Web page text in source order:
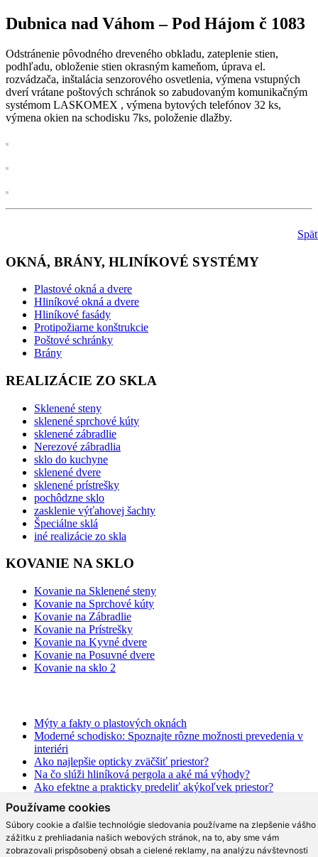
Používame cookies
Súbory cookie a ďalšie technológie sledovania používame na zlepšenie vášho
zážitku z prehliadania našich webových stránok, na to, aby sme vám
zobrazovali prispôsobený obsah a cielené reklamy, na analýzu návštevnosti
Dubnica nad Váhom – Pod Hájom č 1083
Odstránenie pôvodného dreveného obkladu, zateplenie stien,
podhľadu, obloženie stien okrasným kameňom, úprava el.
rozvádzača, inštalácia senzorového osvetlenia, výmena vstupných
dverí vrátane poštových schránok so zabudovaným komunikačným
systémom LASKOMEX , výmena bytových telefónov 32 ks,
výmena okien na schodisku 7ks, položenie dlažby.
OKNÁ, BRÁNY, HLINÍKOVÉ SYSTÉMY
Plastové okná a dvere
Hliníkové okná a dvere
Hliníkové fasády
Protipožiarne konštrukcie
Poštové schránky
Brány
REALIZÁCIE ZO SKLA
Sklenené steny
sklenené sprchové kúty
sklenené zábradlie
Nerezové zábradlia
sklo do kuchyne
sklenené dvere
sklenené prístrešky
pochôdzne sklo
zasklenie výťahovej šachty
Špeciálne sklá
iné realizácie zo skla
KOVANIE NA SKLO
Kovanie na Sklenené steny
Kovanie na Sprchové kúty
Kovanie na Zábradlie
Kovanie na Prístrešky
Kovanie na Kyvné dvere
Kovanie na Posuvné dvere
Kovanie na sklo 2
Mýty a fakty o plastových oknách
Moderné schodisko: Spoznajte rôzne možnosti prevedenia v
interiéri
Ako najlepšie opticky zväčšiť priestor?
Na čo slúži hliníková pergola a aké má výhody?
Ako efektne a prakticky predeliť akýkoľvek priestor?
Aké trendy prináša moderná kuchyňa?
Čo radia dizajnéri o skle v interiéri?
Prečo tieto dizajnové sklenené kreácie v kuchyni berú dych?
Moderné sklenené riešenia, ktoré vás rozhodne oslovia!
Čo by nemalo v modernom bývaní chýbať